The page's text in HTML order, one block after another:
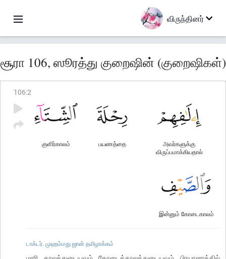
விருந்தினர்
சூரா 106, ஸூரத்து குறைஷின் (குறைஷிகள்)
106:2
அவர்களுக்கு
விருப்பமாக்கியதால்
பயணத்தை
குளிர்காலம்
இன்னும் கோடைகாலம்
டாக்டர். முஹம்மது ஜான் தமிழாக்கம்